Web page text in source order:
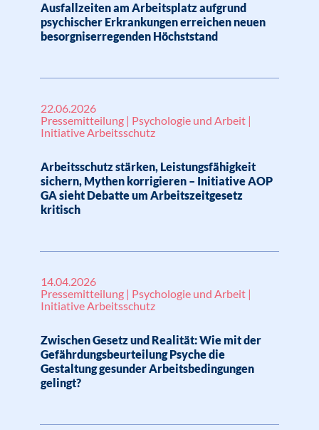
Ausfallzeiten am Arbeitsplatz aufgrund
psychischer Erkrankungen erreichen neuen
besorgniserregenden Höchststand
22.06.2026
Pressemitteilung | Psychologie und Arbeit |
Initiative Arbeitsschutz
Arbeitsschutz stärken, Leistungsfähigkeit
sichern, Mythen korrigieren – Initiative AOP
GA sieht Debatte um Arbeitszeitgesetz
kritisch
14.04.2026
Pressemitteilung | Psychologie und Arbeit |
Initiative Arbeitsschutz
Zwischen Gesetz und Realität: Wie mit der
Gefährdungsbeurteilung Psyche die
Gestaltung gesunder Arbeitsbedingungen
gelingt?